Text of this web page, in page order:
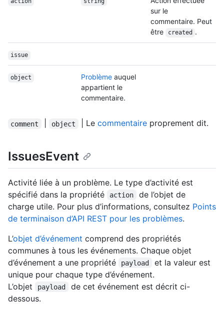
sur le
commentaire. Peut
être
created .
issue
object Problème auquel
appartient le
commentaire.
comment object | Le commentaireproprement dit.
IssuesEvent
Activité liée à un problème. Le type d’activité est
spécifié dans la propriété
action
de l’objet de
charge utile. Pour plus d’informations, consultez Points
de terminaison d’API REST pour les problèmes.
L’objet d’événement comprend des propriétés
communes à tous les événements. Chaque objet
d’événement a une propriété
payload
et la valeur est
unique pour chaque type d’événement.
L’objet
payload
de cet événement est décrit ci-
dessous.